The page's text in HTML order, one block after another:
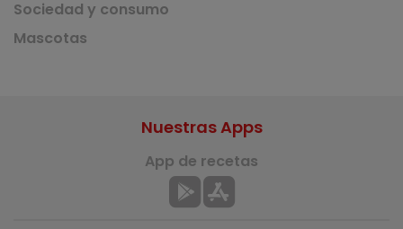
Sociedad y consumo
Mascotas
Nuestras Apps
App de recetas